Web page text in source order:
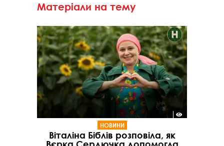
Матеріали на тему
НОВИНИ
Віталіна Біблів розповіла, як